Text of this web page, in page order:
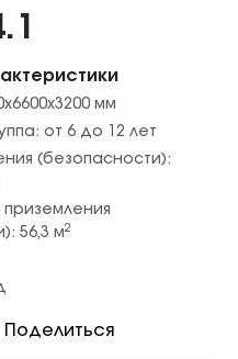
мм
от 6 до 12 лет
(безопасности):
56,3 м2
Поделиться